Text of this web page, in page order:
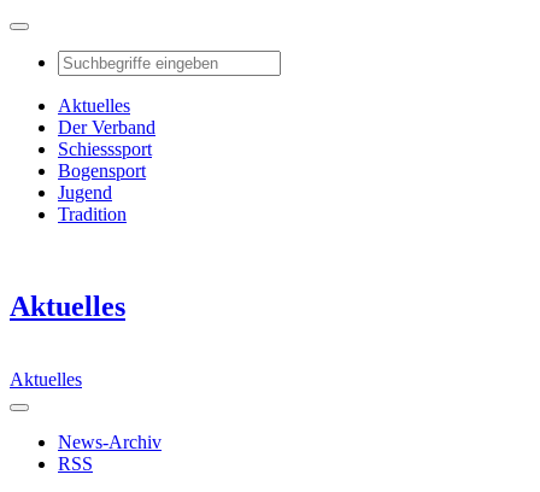
Aktuelles
Der Verband
Schiesssport
Bogensport
Jugend
Tradition
Aktuelles
Aktuelles
News-Archiv
RSS